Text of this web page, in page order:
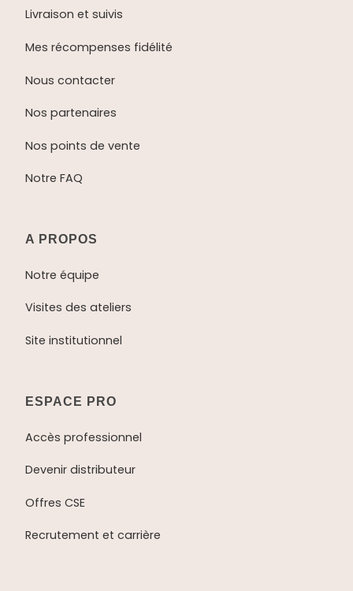
Livraison et suivis
Mes récompenses fidélité
Nous contacter
Nos partenaires
Nos points de vente
Notre FAQ
A PROPOS
Notre équipe
Visites des ateliers
Site institutionnel
ESPACE PRO
Accès professionnel
Devenir distributeur
Offres CSE
Recrutement et carrière